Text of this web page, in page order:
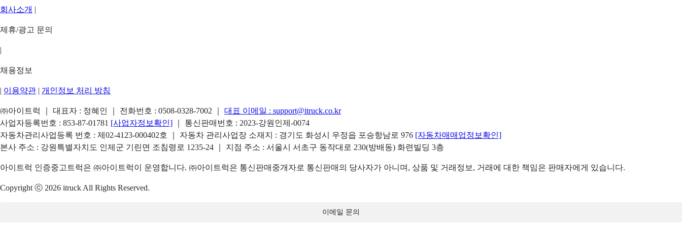
회사소개 |
제휴/광고 문의
|
채용정보
| 이용약관 | 개인정보 처리 방침
㈜아이트럭 ｜ 대표자 : 정혜인 ｜ 전화번호 : 0508-0328-7002 대표 이메일 : support@itruck.co.kr
사업자등록번호 : 853-87-01781 [사업자정보확인]
｜ 통신판매번호 : 2023-강원인제-0074
자동차관리사업등록 번호 : 제02-4123-000402호 ｜ 자동차 관리사업장 소재지 : 경기도 화성시 우정읍 포승항남로 976 [자동차매매업정보확인]
본사 주소 : 강원특별자치도 인제군 기린면 조침령로 1235-24 ｜ 지점 주소 : 서울시 서초구 동작대로 230(방배동) 화련빌딩 3층
아이트럭 인증중고트럭은 ㈜아이트럭이 운영합니다. ㈜아이트럭은 통신판매중개자로 통신판매의 당사자가 아니며, 상품 및 거래정보, 거래에 대한 책임은 판매자에게 있습니다.
Copyright ⓒ 2026 itruck All Rights Reserved.
이메일 문의